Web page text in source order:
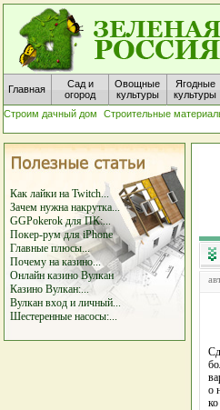
Главная
Сад и
огород
Овощные
культуры
Ягодные
культуры
Строим дачный дом
Строительные
Как лайки на Twitch...
Зачем нужна накрутка...
GGPokerok для ПК:...
Покер-рум для iPhone
Главные плюсы...
Почему на казино...
Онлайн казино Вулкан
Казино Вулкан:...
Вулкан вход и личный...
Шестеренные насосы:...
о